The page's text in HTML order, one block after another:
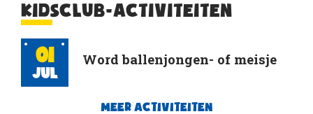
KIDSCLUB-ACTIVITEITEN
01
Jul
Word ballenjongen- of meisje
MEER ACTIVITEITEN